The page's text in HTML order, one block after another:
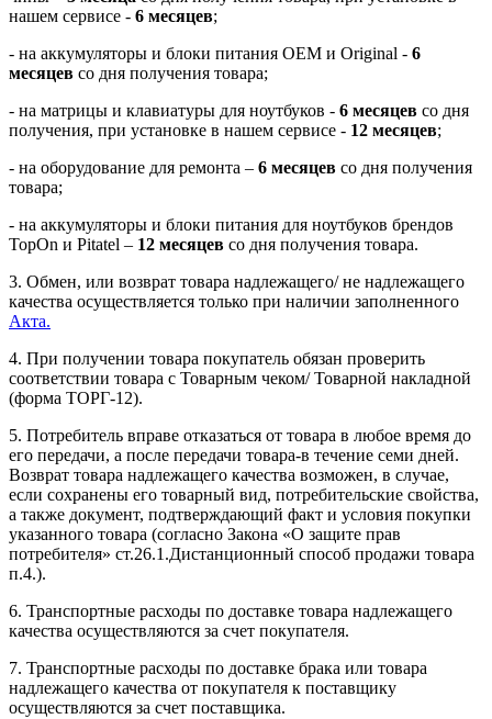
нашем сервисе - 6 месяцев;
- на аккумуляторы и блоки питания OEM и Original - 6
месяцев со дня получения товара;
- на матрицы и клавиатуры для ноутбуков - 6 месяцев со дня
получения, при установке в нашем сервисе - 12 месяцев;
- на оборудование для ремонта – 6 месяцев со дня получения
товара;
- на аккумуляторы и блоки питания для ноутбуков брендов
TopOn и Pitatel – 12 месяцев со дня получения товара.
3. Обмен, или возврат товара надлежащего/ не надлежащего
качества осуществляется только при наличии заполненного
Акта.
4. При получении товара покупатель обязан проверить
соответствии товара с Товарным чеком/ Товарной накладной
(форма ТОРГ-12).
5. Потребитель вправе отказаться от товара в любое время до
его передачи, а после передачи товара-в течение семи дней.
Возврат товара надлежащего качества возможен, в случае,
если сохранены его товарный вид, потребительские свойства,
а также документ, подтверждающий факт и условия покупки
указанного товара (согласно Закона «О защите прав
потребителя» ст.26.1.Дистанционный способ продажи товара
п.4.).
6. Транспортные расходы по доставке товара надлежащего
качества осуществляются за счет покупателя.
7. Транспортные расходы по доставке брака или товара
надлежащего качества от покупателя к поставщику
осуществляются за счет поставщика.